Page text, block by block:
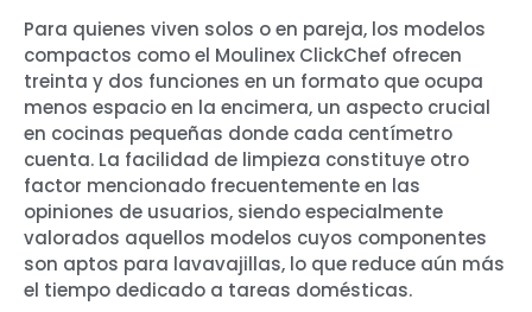
Para quienes viven solos o en pareja, los modelos
compactos como el Moulinex ClickChef ofrecen
treinta y dos funciones en un formato que ocupa
menos espacio en la encimera, un aspecto crucial
en cocinas pequeñas donde cada centímetro
cuenta. La facilidad de limpieza constituye otro
factor mencionado frecuentemente en las
opiniones de usuarios, siendo especialmente
valorados aquellos modelos cuyos componentes
son aptos para lavavajillas, lo que reduce aún más
el tiempo dedicado a tareas domésticas.